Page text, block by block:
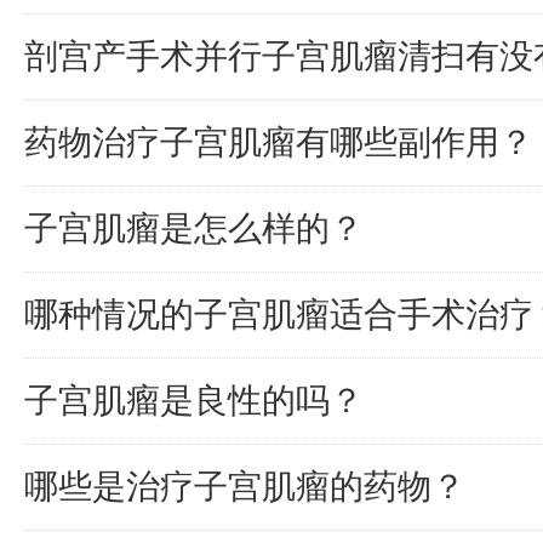
剖宫产手术并行子宫肌瘤清扫有没
药物治疗子宫肌瘤有哪些副作用？
子宫肌瘤是怎么样的？
哪种情况的子宫肌瘤适合手术治疗
子宫肌瘤是良性的吗？
哪些是治疗子宫肌瘤的药物？